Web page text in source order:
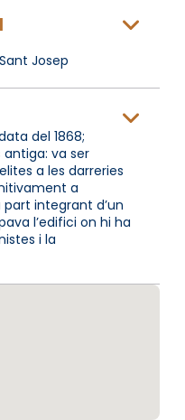
Josep
del 1868;
antiga: va ser
a les darreries
a
integrant d’un
l’edifici on hi ha
i la